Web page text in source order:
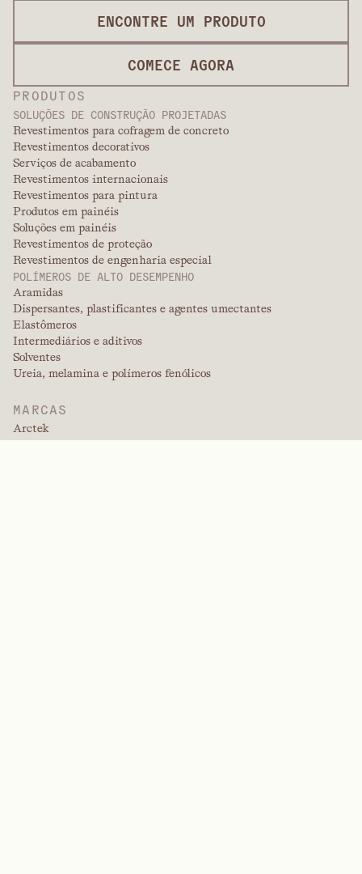
PRODUTOS
SOLUÇÕES DE CONSTRUÇÃO PROJETADAS
Revestimentos para cofragem de concreto
Revestimentos decorativos
Serviços de acabamento
Revestimentos internacionais
Revestimentos para pintura
Produtos em painéis
Soluções em painéis
Revestimentos de proteção
Revestimentos de engenharia especial
POLÍMEROS DE ALTO DESEMPENHO
Aramidas
Dispersantes, plastificantes e agentes umectantes
Elastômeros
Intermediários e aditivos
Solventes
Ureia, melamina e polímeros fenólicos
MARCAS
Arctek
Cativo
ENCONTRE UM PRODUTO
COMECE AGORA